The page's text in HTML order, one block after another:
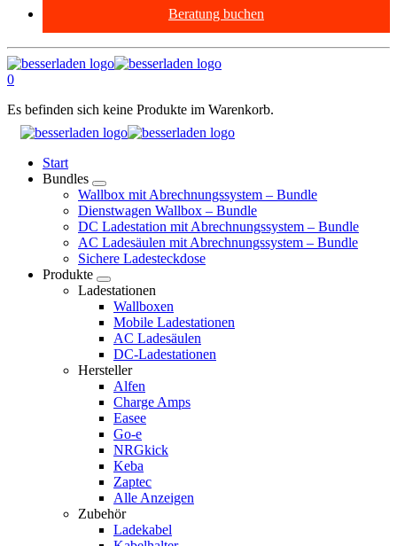
Beratung buchen
0
Es befinden sich keine Produkte im Warenkorb.
Start
Bundles
Wallbox mit Abrechnungssystem – Bundle
Dienstwagen Wallbox – Bundle
DC Ladestation mit Abrechnungssystem – Bundle
AC Ladesäulen mit Abrechnungssystem – Bundle
Sichere Ladesteckdose
Produkte
Ladestationen
Wallboxen
Mobile Ladestationen
AC Ladesäulen
DC-Ladestationen
Hersteller
Alfen
Charge Amps
Easee
Go-e
NRGkick
Keba
Zaptec
Alle Anzeigen
Zubehör
Ladekabel